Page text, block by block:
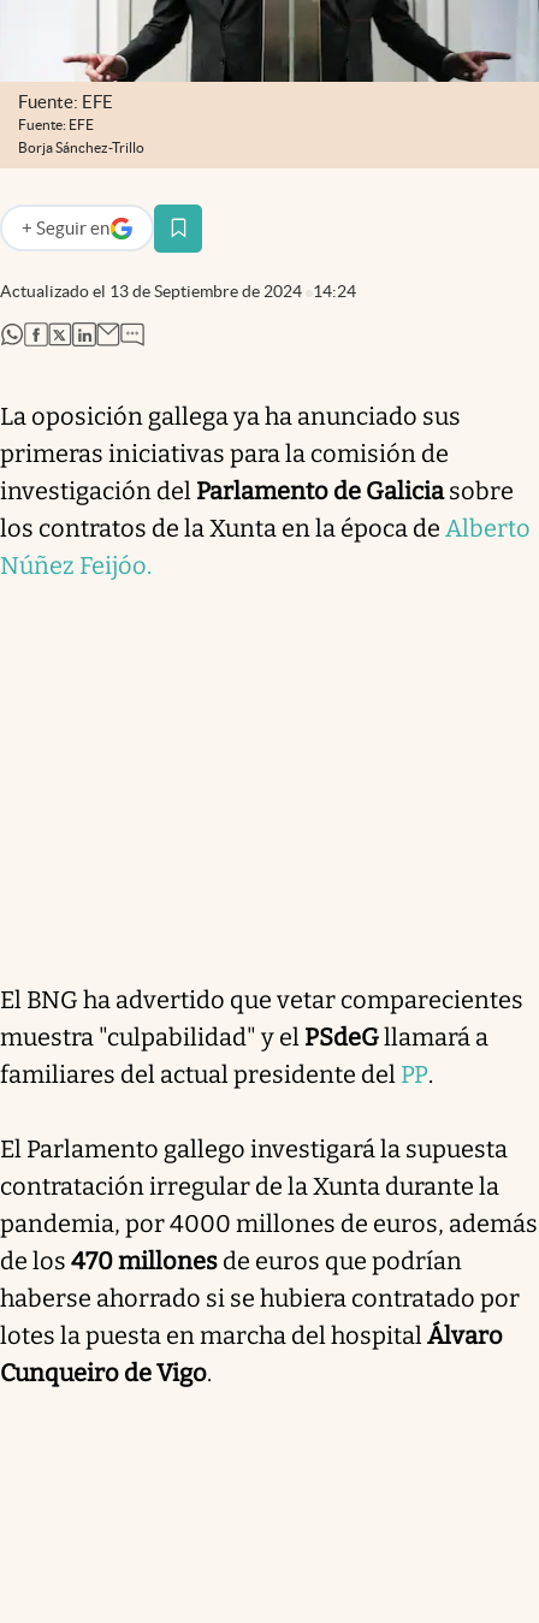
Fuente: EFE
Fuente: EFE
Borja Sánchez-Trillo
Actualizado el 13 de Septiembre de 2024 14:24
+ Seguir en
abre en nueva pestaña
abre en nueva pestaña
abre en nueva pestaña
abre en nueva pestaña
abre en nueva pestaña
La oposición gallega ya ha anunciado sus
primeras iniciativas para la comisión de
investigación del Parlamento de Galiciasobre
los contratos de la Xunta en la época de Alberto
Núñez Feijóo.
El BNG ha advertido que vetar comparecientes
muestra "culpabilidad" y el PSdeGllamará a
familiares del actual presidente del PP.
El Parlamento gallego investigará la supuesta
contratación irregular de la Xunta durante la
pandemia, por 4000 millones de euros, además
de los 470 millones de euros que podrían
haberse ahorrado si se hubiera contratado por
lotes la puesta en marcha del hospitalÁlvaro
Cunqueiro de Vigo.